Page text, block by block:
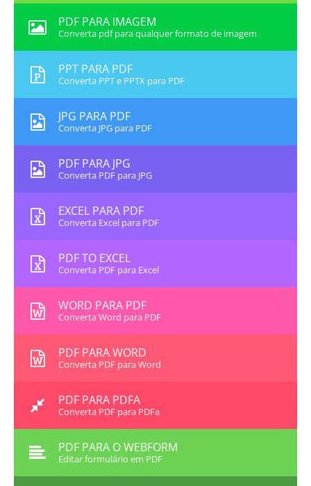
PDF PARA IMAGEM
Converta pdf para qualquer formato de imagem
PPT PARA PDF
Converta PPT e PPTX para PDF
JPG PARA PDF
Converta JPG para PDF
PDF PARA JPG
Converta PDF para JPG
EXCEL PARA PDF
Converta Excel para PDF
PDF TO EXCEL
Converta PDF para Excel
WORD PARA PDF
Converta Word para PDF
PDF PARA WORD
Converta PDF para Word
PDF PARA PDFA
Converta PDF para PDFa
PDF PARA O WEBFORM
Editar formulário em PDF